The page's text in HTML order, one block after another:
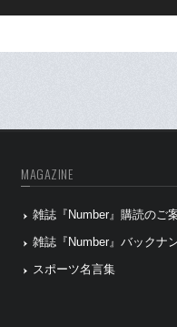
MAGAZINE
雑誌『Number』購読のご
雑誌『Number』バックナ
スポーツ名言集